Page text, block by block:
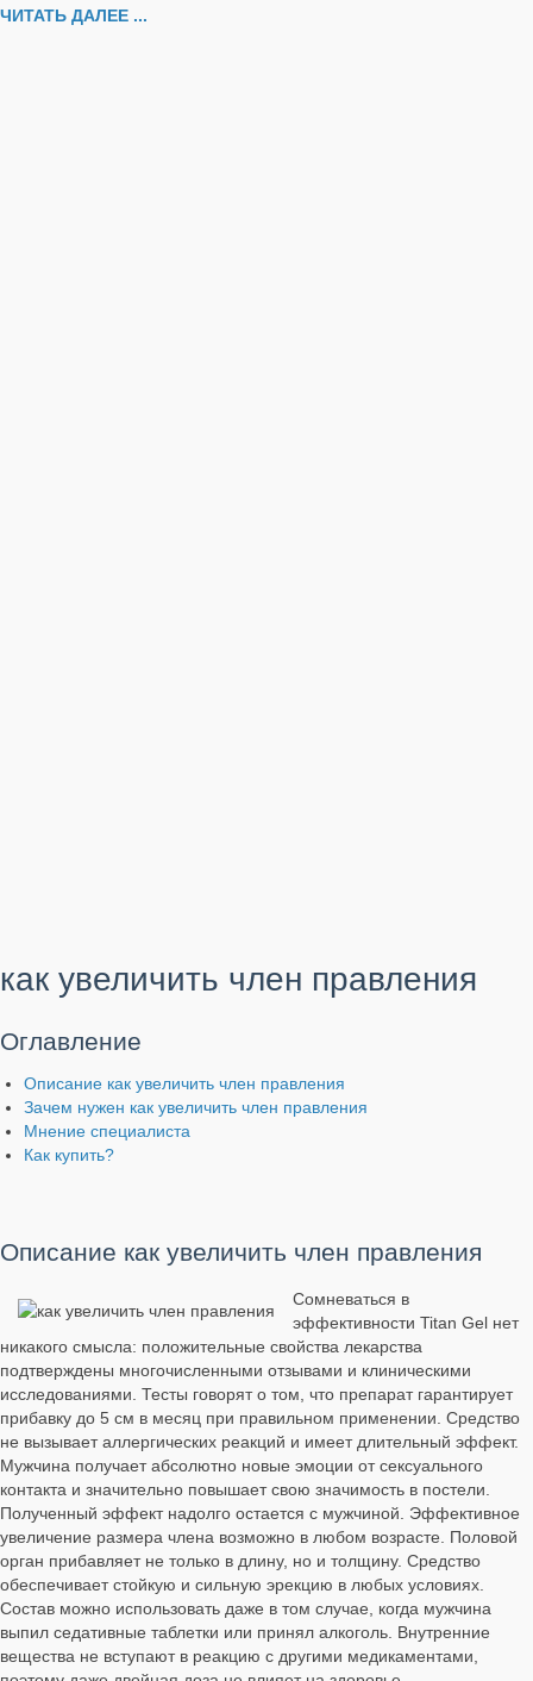
ЧИТАТЬ ДАЛЕЕ ...
как увеличить член правления
Оглавление
Описание как увеличить член правления
Зачем нужен как увеличить член правления
Мнение специалиста
Как купить?
Описание как увеличить член правления
Сомневаться в
эффективности Titan Gel нет
никакого смысла: положительные свойства лекарства
подтверждены многочисленными отзывами и клиническими
исследованиями. Тесты говорят о том, что препарат гарантирует
прибавку до 5 см в месяц при правильном применении. Средство
не вызывает аллергических реакций и имеет длительный эффект.
Мужчина получает абсолютно новые эмоции от сексуального
контакта и значительно повышает свою значимость в постели.
Полученный эффект надолго остается с мужчиной. Эффективное
увеличение размера члена возможно в любом возрасте. Половой
орган прибавляет не только в длину, но и толщину. Средство
обеспечивает стойкую и сильную эрекцию в любых условиях.
Состав можно использовать даже в том случае, когда мужчина
выпил седативные таблетки или принял алкоголь. Внутренние
вещества не вступают в реакцию с другими медикаментами,